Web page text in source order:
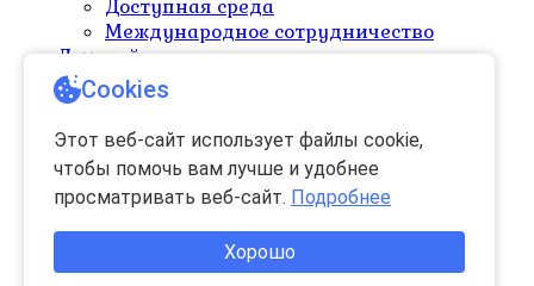
Доступная среда
Международное сотрудничество
Детский сад
Наш детский сад
Цены
Режим дня
Официальные документы
Сведения об образовательной
организации
Cookies
Этот веб-сайт использует файлы cookie,
чтобы помочь вам лучше и удобнее
просматривать веб-сайт. Подробнее
Хорошо